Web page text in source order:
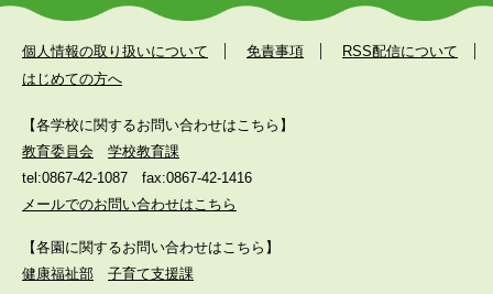
個人情報の取り扱いについて 免責事項
RSS配信について
はじめての方へ
【各学校に関するお問い合わせはこちら】
教育委員会
学校教育課
tel:0867-42-1087
fax:0867-42-1416
メールでのお問い合わせはこちら
【各園に関するお問い合わせはこちら】
健康福祉部
子育て支援課